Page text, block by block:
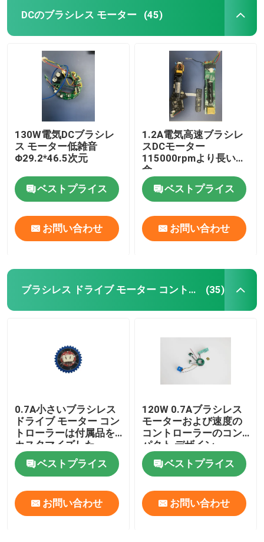
DCのブラシレス モーター (45)
130W電気DCブラシレ
ス モーター低雑音
Φ29.2*46.5次元
ベストプライス
お問い合わせ
1.2A電気高速ブラシレ
スDCモーター
115000rpmより長い寿
命
ベストプライス
お問い合わせ
ブラシレス ドライブ モーター コントローラー (35)
0.7A小さいブラシレス
ドライブ モーター コン
トローラーは付属品を
カスタマイズした
ベストプライス
お問い合わせ
120W 0.7Aブラシレス
モーターおよび速度の
コントローラーのコン
パクト デザイン
ベストプライス
お問い合わせ